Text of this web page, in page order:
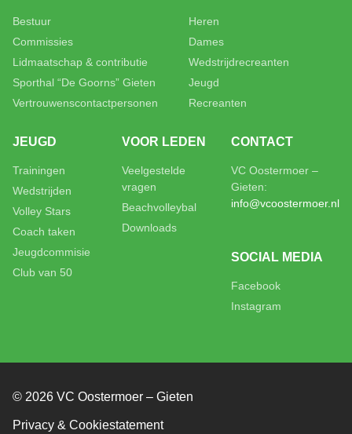
Bestuur
Commissies
Lidmaatschap & contributie
Sporthal “De Goorns” Gieten
Vertrouwenscontactpersonen
Heren
Dames
Wedstrijdrecreanten
Jeugd
Recreanten
JEUGD
Trainingen
Wedstrijden
Volley Stars
Coach taken
Jeugdcommisie
Club van 50
VOOR LEDEN
Veelgestelde
vragen
Beachvolleybal
Downloads
CONTACT
VC Oostermoer –
Gieten:
info@vcoostermoer.nl
SOCIAL MEDIA
Facebook
Instagram
© 2026 VC Oostermoer – Gieten
Privacy & Cookiestatement